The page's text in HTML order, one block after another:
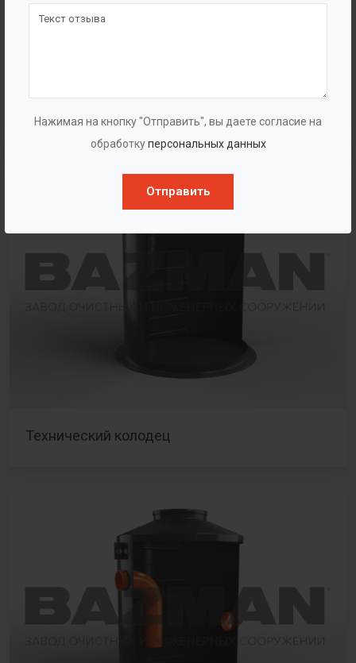
Нажимая на кнопку "Отправить", вы даете согласие на
обработкуперсональных данных
Отправить
Смотровой колодец
Технический колодец